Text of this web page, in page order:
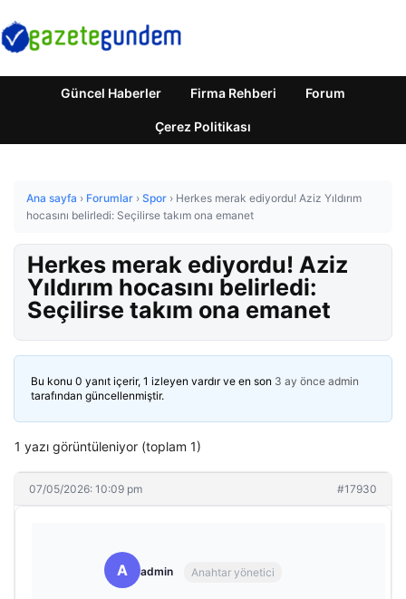
Güncel Haberler Firma Rehberi Forum
Çerez Politikası
Ana sayfa › Forumlar › Spor › Herkes merak ediyordu! Aziz Yıldırım
hocasını belirledi: Seçilirse takım ona emanet
Herkes merak ediyordu! Aziz
Yıldırım hocasını belirledi:
Seçilirse takım ona emanet
Bu konu 0 yanıt içerir, 1 izleyen vardır ve en son 3 ay önce admin
tarafından güncellenmiştir.
1 yazı görüntüleniyor (toplam 1)
07/05/2026: 10:09 pm #17930
A admin Anahtar yönetici